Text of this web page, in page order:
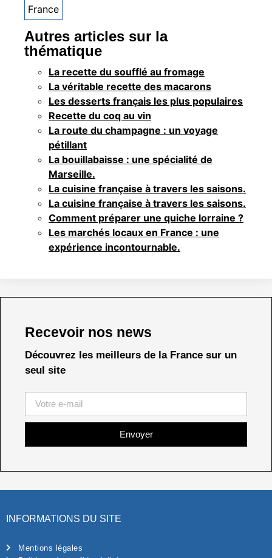
France
Autres articles sur la
thématique
La recette du soufflé au fromage
La véritable recette des macarons
Les desserts français les plus populaires
Recette du coq au vin
La route du champagne : un voyage
pétillant
La bouillabaisse : une spécialité de
Marseille.
La cuisine française à travers les saisons.
La cuisine française à travers les saisons.
Comment préparer une quiche lorraine ?
Les marchés locaux en France : une
expérience incontournable.
Recevoir nos news
Découvrez les meilleurs de la France sur un
seul site
Envoyer
INFORMATIONS DU SITE
Mentions légales